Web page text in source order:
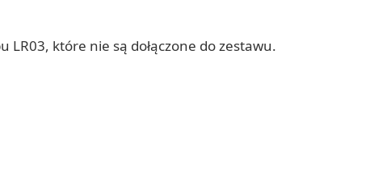
LR03, które nie są dołączone do zestawu.